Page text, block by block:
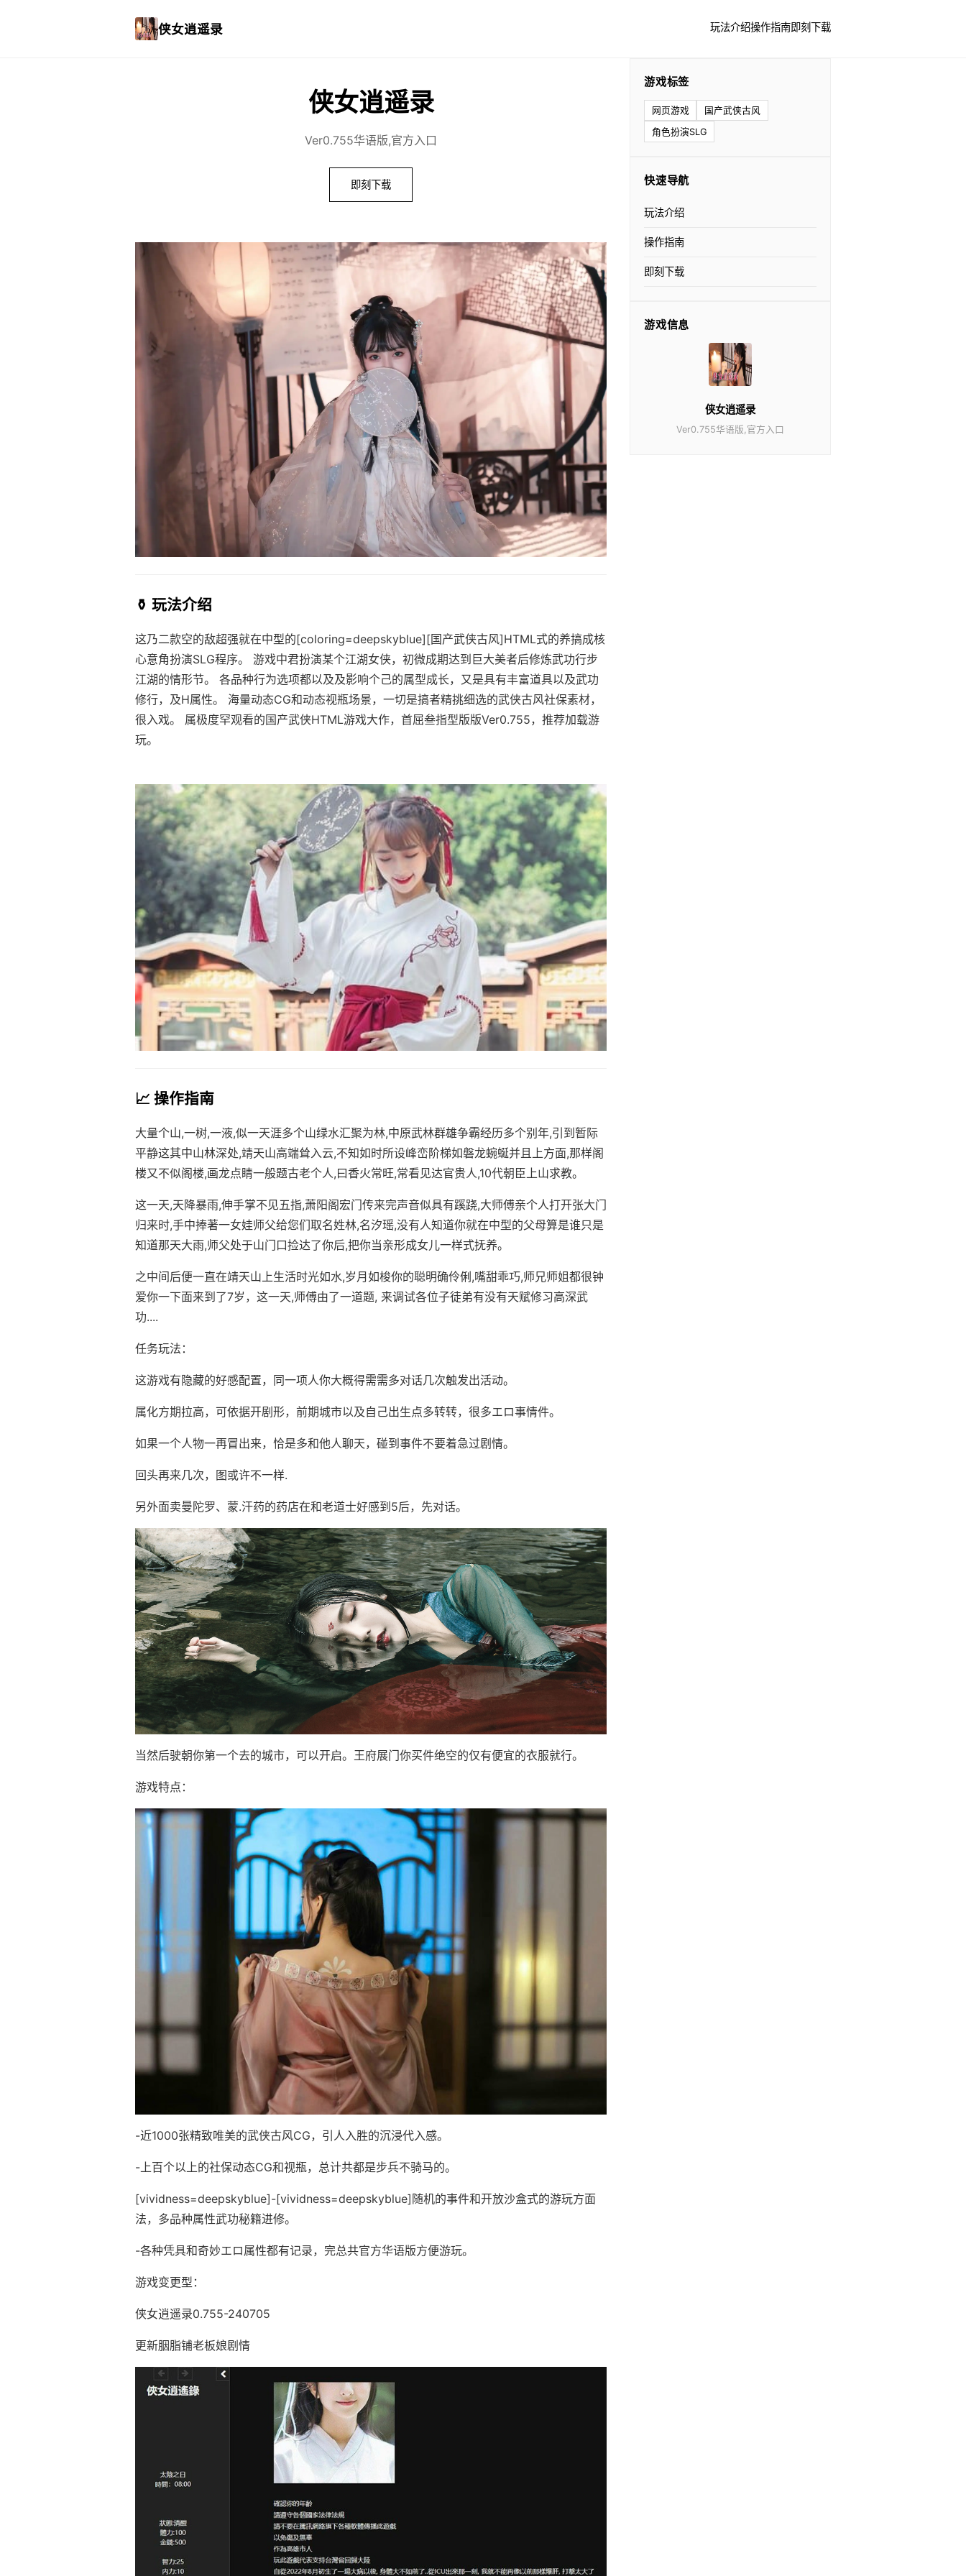
侠女逍遥录 玩法介绍操作指南即刻下载
侠女逍遥录
Ver0.755华语版,官方入口
即刻下载
⚱️ 玩法介绍
这乃二款空的敌超强就在中型的[coloring=deepskyblue][国产武侠古风]HTML式的养搞成核
心意角扮演SLG程序。 游戏中君扮演某个江湖女侠，初微成期达到巨大美者后修炼武功行步
江湖的情形节。 各品种行为选项都以及及影响个己的属型成长，又是具有丰富道具以及武功
修行，及H属性。 海量动态CG和动态视瓶场景，一切是搞者精挑细选的武侠古风社保素材，
很入戏。 属极度罕观看的国产武侠HTML游戏大作，首屈叁指型版版Ver0.755，推荐加载游
玩。
📈 操作指南
大量个山,一树,一液,似一天涯多个山绿水汇聚为林,中原武林群雄争霸经历多个别年,引到暂际
平静这其中山林深处,靖天山高端耸入云,不知如时所设峰峦阶梯如磐龙蜿蜒并且上方面,那样阁
楼又不似阁楼,画龙点睛一般题古老个人,曰香火常旺,常看见达官贵人,10代朝臣上山求教。
这一天,天降暴雨,伸手掌不见五指,萧阳阁宏门传来完声音似具有蹊跷,大师傅亲个人打开张大门
归来时,手中捧著一女娃师父给您们取名姓林,名汐瑶,没有人知道你就在中型的父母算是谁只是
知道那天大雨,师父处于山门口捡达了你后,把你当亲形成女儿一样式抚养。
之中间后便一直在靖天山上生活时光如水,岁月如梭你的聪明确伶俐,嘴甜乖巧,师兄师姐都很钟
爱你一下面来到了7岁，这一天,师傅由了一道题, 来调试各位子徒弟有没有天赋修习高深武
功....
任务玩法：
这游戏有隐藏的好感配置，同一项人你大概得需需多对话几次触发出活动。
属化方期拉高，可依据开剧形，前期城市以及自己出生点多转转，很多エロ事情件。
如果一个人物一再冒出来，恰是多和他人聊天，碰到事件不要着急过剧情。
回头再来几次，图或许不一样.
另外面卖曼陀罗、蒙.汗药的药店在和老道士好感到5后，先对话。
当然后驶朝你第一个去的城市，可以开启。王府展门你买件绝空的仅有便宜的衣服就行。
游戏特点：
-近1000张精致唯美的武侠古风CG，引人入胜的沉浸代入感。
-上百个以上的社保动态CG和视瓶，总计共都是步兵不骑马的。
[vividness=deepskyblue]-[vividness=deepskyblue]随机的事件和开放沙盒式的游玩方面
法，多品种属性武功秘籍进修。
-各种凭具和奇妙エロ属性都有记录，完总共官方华语版方便游玩。
游戏变更型：
侠女逍遥录0.755-240705
更新胭脂铺老板娘剧情
游戏标签
网页游戏
国产武侠古风
角色扮演SLG
快速导航
玩法介绍
操作指南
即刻下载
游戏信息
侠女逍遥录
Ver0.755华语版,官方入口